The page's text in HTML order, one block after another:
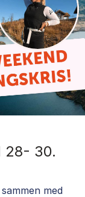
28- 30.
med